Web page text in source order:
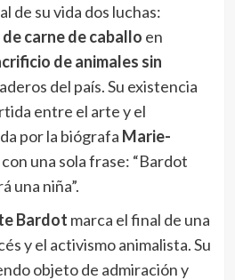
de su vida dos luchas:
carne de caballo en
de animales sin
del país. Su existencia
entre el arte y el
por la biógrafa Marie-
una sola frase: “Bardot
una niña”.
Bardot marca el final de una
y el activismo animalista. Su
objeto de admiración y